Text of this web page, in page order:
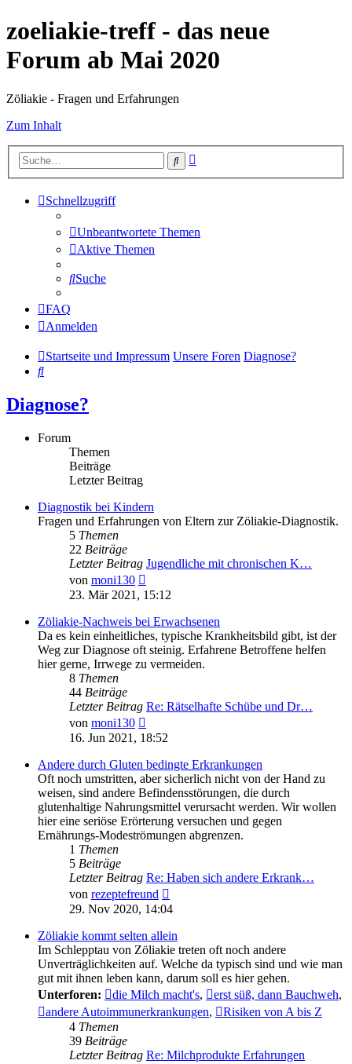
zoeliakie-treff - das neue
Forum ab Mai 2020
Zöliakie - Fragen und Erfahrungen
Zum Inhalt
Suche
Schnellzugriff
Unbeantwortete Themen
Aktive Themen
Suche
FAQ
Anmelden
Startseite und Impressum Unsere Foren Diagnose?
Suche
Diagnose?
Forum
Themen
Beiträge
Letzter Beitrag
Diagnostik bei Kindern
Fragen und Erfahrungen von Eltern zur Zöliakie-Diagnostik.
5 Themen
22 Beiträge
Letzter Beitrag Jugendliche mit chronischen K…
von moni130
Beitrag
23. Mär 2021, 15:12
Zöliakie-Nachweis bei Erwachsenen
Da es kein einheitliches, typische Krankheitsbild gibt, ist der
Weg zur Diagnose oft steinig. Erfahrene Betroffene helfen
hier gerne, Irrwege zu vermeiden.
8 Themen
44 Beiträge
Letzter Beitrag Re: Rätselhafte Schübe und Dr…
von moni130
Beitrag
16. Jun 2021, 18:52
Andere durch Gluten bedingte Erkrankungen
Oft noch umstritten, aber sicherlich nicht von der Hand zu
weisen, sind andere Befindensstörungen, die durch
glutenhaltige Nahrungsmittel verursacht werden. Wir wollen
hier eine seriöse Erörterung versuchen und gegen
Ernährungs-Modeströmungen abgrenzen.
1 Themen
5 Beiträge
Letzter Beitrag Re: Haben sich andere Erkrank…
von rezeptefreund
Beitrag
29. Nov 2020, 14:04
Zöliakie kommt selten allein
Im Schlepptau von Zöliakie treten oft noch andere
Unverträglichkeiten auf. Welche da typisch sind und wie man
gut mit ihnen leben kann, darum soll es hier gehen.
Unterforen:
die Milch macht's, erst süß, dann Bauchweh,
andere Autoimmunerkrankungen,
Risiken von A bis Z
4 Themen
39 Beiträge
Letzter Beitrag Re: Milchprodukte Erfahrungen